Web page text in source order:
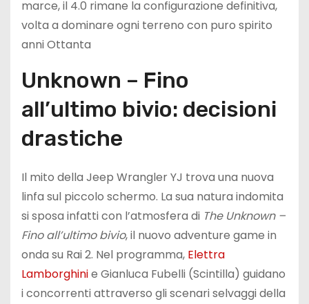
marce, il 4.0 rimane la configurazione definitiva,
volta a dominare ogni terreno con puro spirito
anni Ottanta
Unknown – Fino
all’ultimo bivio: decisioni
drastiche
Il mito della Jeep Wrangler YJ trova una nuova
linfa sul piccolo schermo. La sua natura indomita
si sposa infatti con l’atmosfera di The Unknown –
Fino all’ultimo bivio, il nuovo adventure game in
onda su Rai 2. Nel programma, Elettra
Lamborghinie Gianluca Fubelli (Scintilla) guidano
i concorrenti attraverso gli scenari selvaggi della